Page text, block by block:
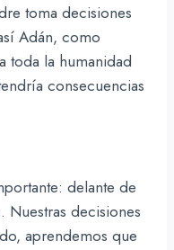
toma decisiones
Adán, como
toda la humanidad
consecuencias
delante de
Nuestras decisiones
aprendemos que